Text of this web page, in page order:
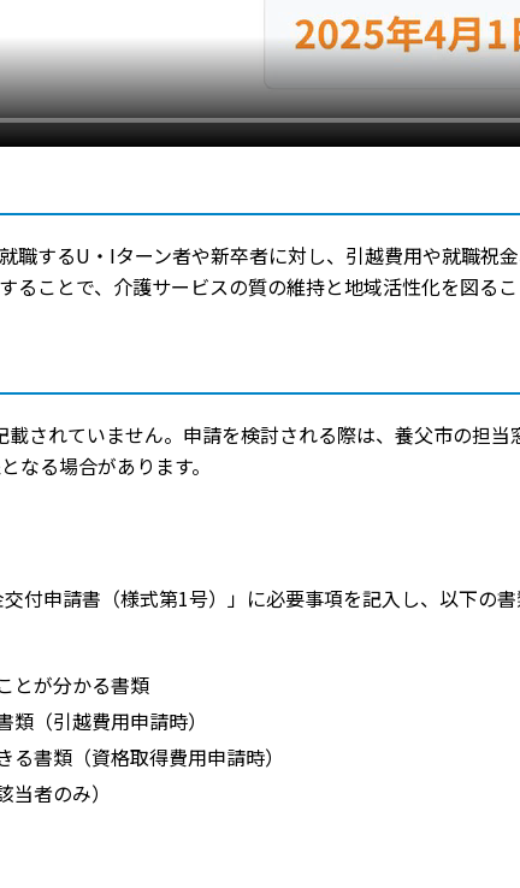
職するU・Iターン者や新卒者に対し、引越費用や就職祝
ることで、介護サービスの質の維持と地域活性化を図る
されていません。申請を検討される際は、養父市の担
る場合があります。
付申請書（様式第1号）」に必要事項を記入し、以下の書
とが分かる書類
（引越費用申請時）
書類（資格取得費用申請時）
者のみ）